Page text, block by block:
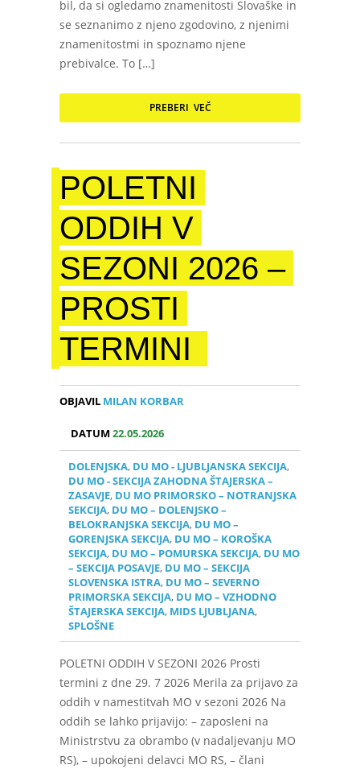
bil, da si ogledamo znamenitosti Slovaške in
se seznanimo z njeno zgodovino, z njenimi
znamenitostmi in spoznamo njene
prebivalce. To […]
PREBERI VEČ
POLETNI
ODDIH V
SEZONI 2026 –
PROSTI
TERMINI
OBJAVIL MILAN KORBAR
DATUM22.05.2026
DOLENJSKA, DU MO - LJUBLJANSKA SEKCIJA,
DU MO - SEKCIJA ZAHODNA ŠTAJERSKA –
ZASAVJE, DU MO PRIMORSKO – NOTRANJSKA
SEKCIJA, DU MO – DOLENJSKO –
BELOKRANJSKA SEKCIJA, DU MO –
GORENJSKA SEKCIJA, DU MO – KOROŠKA
SEKCIJA, DU MO – POMURSKA SEKCIJA, DU MO
– SEKCIJA POSAVJE, DU MO – SEKCIJA
SLOVENSKA ISTRA, DU MO – SEVERNO
PRIMORSKA SEKCIJA, DU MO – VZHODNO
ŠTAJERSKA SEKCIJA, MIDS LJUBLJANA,
SPLOŠNE
POLETNI ODDIH V SEZONI 2026 Prosti
termini z dne 29. 7 2026 Merila za prijavo za
oddih v namestitvah MO v sezoni 2026 Na
oddih se lahko prijavijo: – zaposleni na
Ministrstvu za obrambo (v nadaljevanju MO
RS), – upokojeni delavci MO RS, – člani